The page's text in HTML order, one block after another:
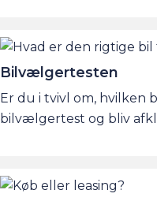
Bilvælgertesten
Er du i tvivl om, hvilken
bilvælgertest og bliv